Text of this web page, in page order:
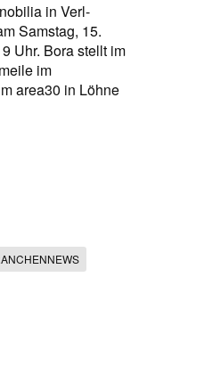
in Verl-
Samstag, 15.
Uhr. Bora stellt im
im
area30 in Löhne